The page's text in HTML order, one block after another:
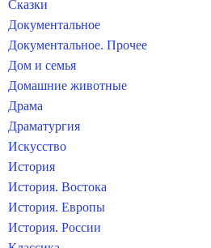
Сказки
Документальное
Документальное. Прочее
Дом и семья
Домашние животные
Драма
Драматургия
Искусство
История
История. Востока
История. Европы
История. России